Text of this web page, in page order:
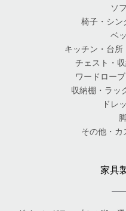
ソ
椅子・シン
ベ
キッチン・台所
チェスト・
ワードロー
収納棚・ラッ
ドレ
脚
その他・カ
家具